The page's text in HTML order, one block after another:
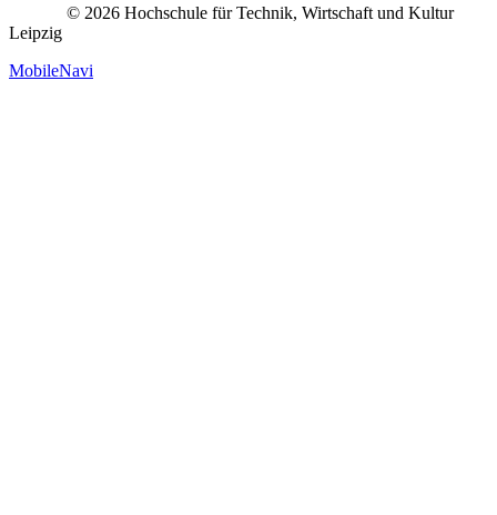
© 2026 Hochschule für Technik, Wirtschaft und Kultur
Leipzig
MobileNavi